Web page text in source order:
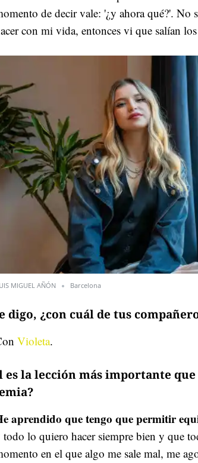
de decir vale: '¿y ahora qué?'.
con mi vida, entonces vi que salían
MIGUEL AÑÓN Barcelona
digo, ¿con cuál de tus
Violeta.
es la lección más importante
aprendido que tengo que permitir
todo lo quiero hacer siempre bien y que
en el que algo me sale mal, me